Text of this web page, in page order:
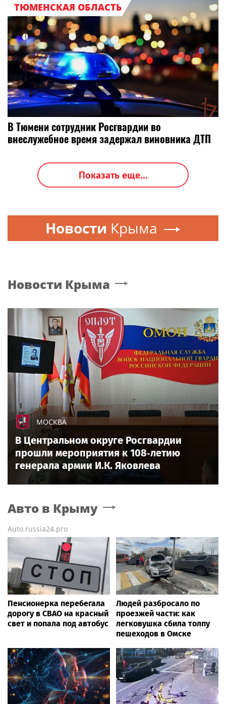
ТЮМЕНСКАЯ ОБЛАСТЬ
В Тюмени сотрудник Росгвардии во
внеслужебное время задержал виновника ДТП
Показать еще...
Новости Крыма
Новости Крыма
МОСКВА
В Центральном округе Росгвардии
прошли мероприятия к 108‑летию
генерала армии И.К. Яковлева
Авто в Крыму
Auto.russia24.pro
Пенсионерка перебегала
дорогу в СВАО на красный
свет и попала под автобус
Людей разбросало по
проезжей части: как
легковушка сбила толпу
пешеходов в Омске